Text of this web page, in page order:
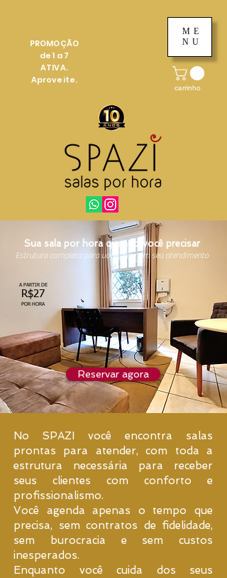
carrinho
ME
NU
PROMOÇÃO
de 1 a 7
ATIVA.
Aproveite.
Sua sala por hora quando você precisar
Estrutura completa para você focar em seu atendimento
A PARTIR DE
R$27
POR HORA
Reservar agora
No SPAZI você encontra salas
prontas para atender, com toda a
estrutura necessária para receber
seus clientes com conforto e
profissionalismo.
Você agenda apenas o tempo que
precisa, sem contratos de fidelidade,
sem burocracia e sem custos
inesperados.
Enquanto você cuida dos seus